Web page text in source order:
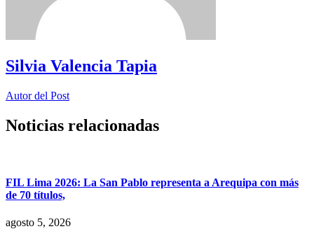
Silvia Valencia Tapia
Autor del Post
Noticias relacionadas
FIL Lima 2026: La San Pablo representa a Arequipa con más
de 70 títulos,
agosto 5, 2026